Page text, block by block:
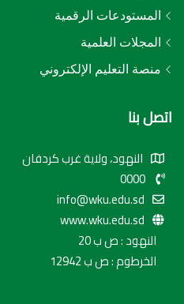
المستودعات الرقمية
المجلات العلمية
منصة التعليم الإلكتروني
اتصل بنا
النهود، ولاية غرب كردفان
info@wku.edu.sd
www.wku.edu.sd
النهود : ص ب 20
الخرطوم : ص ب 12942